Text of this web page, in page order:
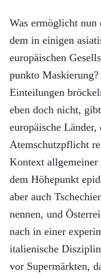
Was ermöglicht nun
dem in einigen
europäischen
punkto
Einteilungen
eben doch nicht,
europäische
Atemschutzpflicht
Kontext allgemeiner
dem Höhepunkt
aber auch
nennen, und
nach in einer
italienische
vor Supermärkten,